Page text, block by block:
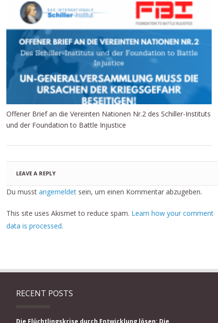
Offener Brief an die Vereinten Nationen Nr.2 des Schiller-Instituts
und der Foundation to Battle Injustice
LEAVE A REPLY
Du musstangemeldet sein, um einen Kommentar abzugeben.
This site uses Akismet to reduce spam. Learn how your comment
data is processed.
RECENT POSTS